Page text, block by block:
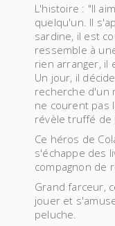
L'histoire : "Il
quelqu'un. Il
sardine, il est
ressemble à
rien arranger, il
Un jour, il
recherche d'un
ne courent pas
révèle truffé de
Ce héros de
s'échappe des
compagnon de
Grand farceur,
jouer et
peluche.